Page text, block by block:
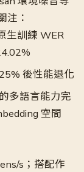
注：
生訓練 WER
後性能退化
多語言能力完
空間
s；搭配作